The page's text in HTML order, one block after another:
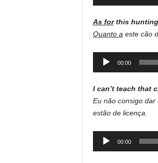
As forthis hunting
Quanto a este cão
Audio
00:00
I can’t teach that
Eu não consigo dar
estão de licença.
Audio
00:00